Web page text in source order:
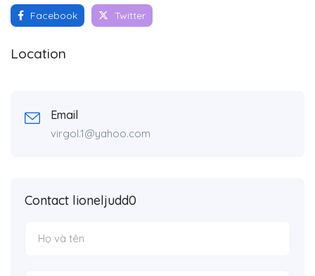
Facebook Twitter
Location
Email
virgol.1@yahoo.com
Contact lioneljudd0